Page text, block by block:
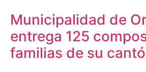
Municipalidad de
entrega 125
familias de su